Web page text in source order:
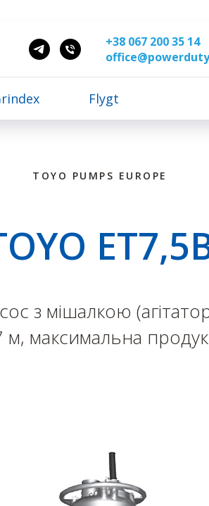
+38 067 200 35 14
Flygt
TOYO PUMPS EUROPE
з мішалкою
максимальна